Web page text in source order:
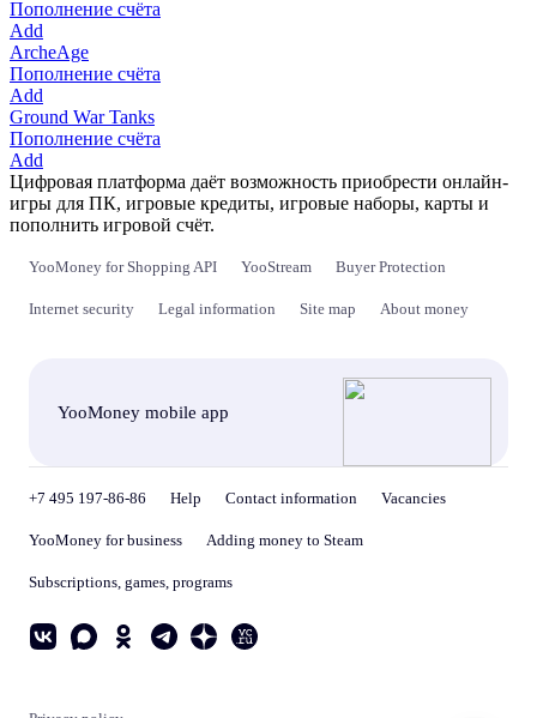
Пополнение счёта
Add
ArcheAge
Пополнение счёта
Add
Ground War Tanks
Пополнение счёта
Add
Цифровая платформа даёт возможность приобрести онлайн-
игры для ПК, игровые кредиты, игровые наборы, карты и
пополнить игровой счёт.
YooMoney for Shopping API YooStream Buyer Protection
Internet security Legal information Site map About money
YooMoney mobile app
+7 495 197-86-86 Help Contact information Vacancies
YooMoney for business Adding money to Steam
Subscriptions, games, programs